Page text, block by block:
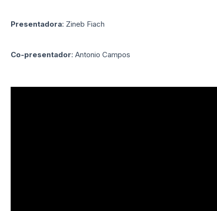
Presentadora: Zineb Fiach
Co-presentador: Antonio Campos